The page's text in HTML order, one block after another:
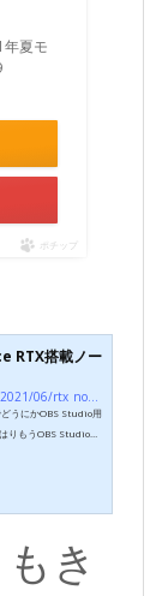
夏モ
ポチップ
RTX搭載ノー
https://do-gugan.com/~furuta/archives/2021/06/rtx_notepc.html
うにかOBS Studio用
りもうOBS Studio使
のチューニン
にハードウェアエン
き